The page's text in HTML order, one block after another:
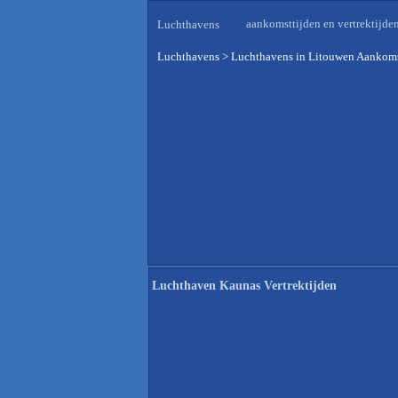
Luchthavens aankomsttijden en
Luchthavens > Luchthavens in Litouwen
Luchthaven Kaunas Vertrektijden